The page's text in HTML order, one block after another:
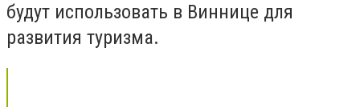
будут использовать в Виннице для
развития туризма.